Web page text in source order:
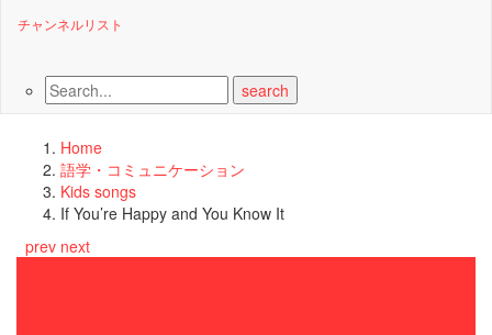
チャンネルリスト
Home
語学・コミュニケーション
Kids songs
If You’re Happy and You Know It
prev next